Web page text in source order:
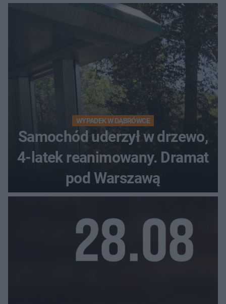
WYPADEK W DĄBRÓWCE
Samochód uderzył w drzewo,
4-latek reanimowany. Dramat
pod Warszawą